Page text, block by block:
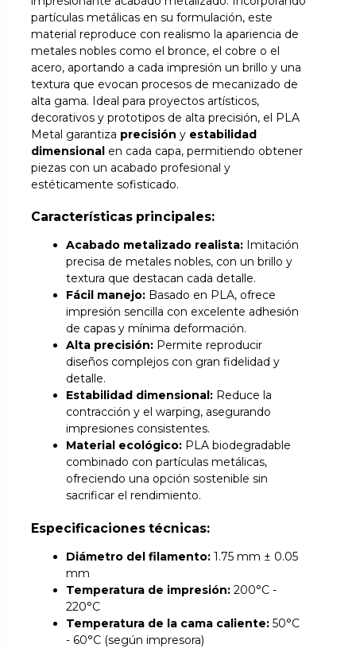
partículas metálicas en su formulación, este
material reproduce con realismo la apariencia de
metales nobles como el bronce, el cobre o el
acero, aportando a cada impresión un brillo y una
textura que evocan procesos de mecanizado de
alta gama. Ideal para proyectos artísticos,
decorativos y prototipos de alta precisión, el PLA
Metal garantiza precisión y estabilidad
dimensional en cada capa, permitiendo obtener
piezas con un acabado profesional y
estéticamente sofisticado.
Características principales:
Acabado metalizado realista: Imitación
precisa de metales nobles, con un brillo y
textura que destacan cada detalle.
Fácil manejo: Basado en PLA, ofrece
impresión sencilla con excelente adhesión
de capas y mínima deformación.
Alta precisión: Permite reproducir
diseños complejos con gran fidelidad y
detalle.
Estabilidad dimensional: Reduce la
contracción y el warping, asegurando
impresiones consistentes.
Material ecológico: PLA biodegradable
combinado con partículas metálicas,
ofreciendo una opción sostenible sin
sacrificar el rendimiento.
Especificaciones técnicas:
Diámetro del filamento: 1.75 mm ± 0.05
mm
Temperatura de impresión: 200°C -
220°C
Temperatura de la cama caliente: 50°C
- 60°C (según impresora)